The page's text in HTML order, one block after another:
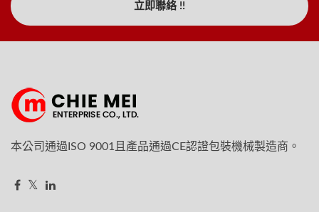
立即聯絡 !!
本公司通過ISO 9001且產品通過CE認證包裝機械製造商。